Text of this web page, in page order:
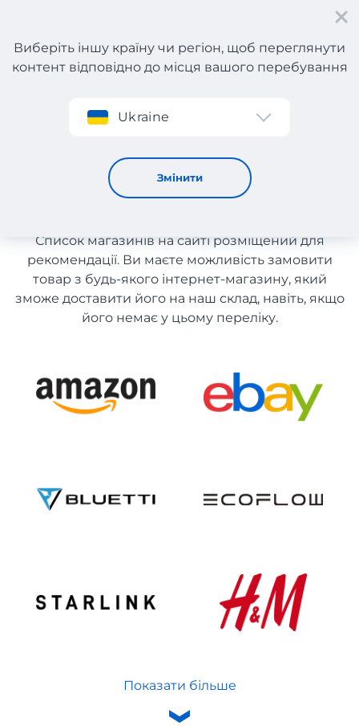
Реєстрація
Виберіть іншу країну чи регіон, щоб переглянути
контент відповідно до місця вашого перебування
Ukraine
Змінити
Інструменти з Німеччини з доставкою в Україну
Інструменти з Німеччини з
доставкою в Україну
Список магазинів на сайті розміщений для
рекомендації. Ви маєте можливість замовити
товар з будь-якого інтернет-магазину, який
зможе доставити його на наш склад, навіть, якщо
його немає у цьому переліку.
Показати більше